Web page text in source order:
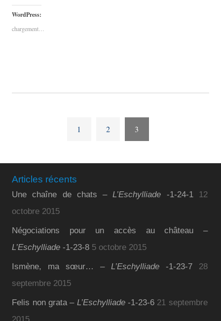
WordPress:
chargement…
1 2 3
Articles récents
Une chaîne de chats –L’Eschylliade -1-24-1
12
octobre 2015
Négociations pour un accès au château –
L’Eschylliade -1-23-8 5 octobre 2015
Ismène, ma sœur… – L’Eschylliade-1-23-7
28
septembre 2015
Felis non grata – L’Eschylliade-1-23-6 21 septembre